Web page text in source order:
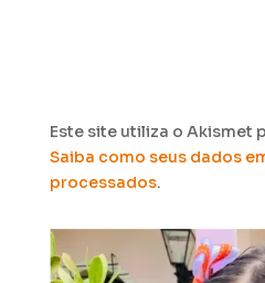
Este site utiliza o Akismet
Saiba como seus dados
processados.